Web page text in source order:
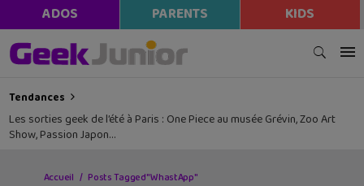
ADOS PARENTS KIDS
Tendances
Les sorties geek de l’été à Paris : One Piece au musée Grévin, Zoo Art
Show, Passion Japon…
Accueil Posts Tagged "WhastApp"